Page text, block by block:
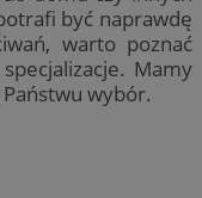
być naprawdę
warto poznać
Mamy
wybór.